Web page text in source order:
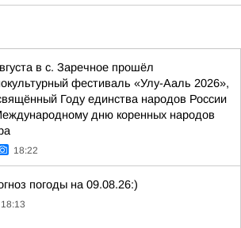
в с. Заречное прошёл
фестиваль «Улу-Ааль 2026»,
Году единства народов России
дню коренных народов
18:22
погоды на 09.08.26:)
18:13